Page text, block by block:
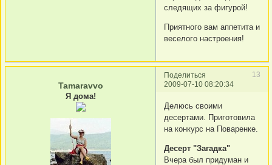
следящих за фигурой!
Приятного вам аппетита и
веселого настроения!
Поделиться
13
2009-07-10 08:20:34
Tamaravvo
Я дома!
Делюсь своими
десертами. Приготовила
на конкурс на Поваренке.
Десерт "Загадка"
Вчера был придуман и